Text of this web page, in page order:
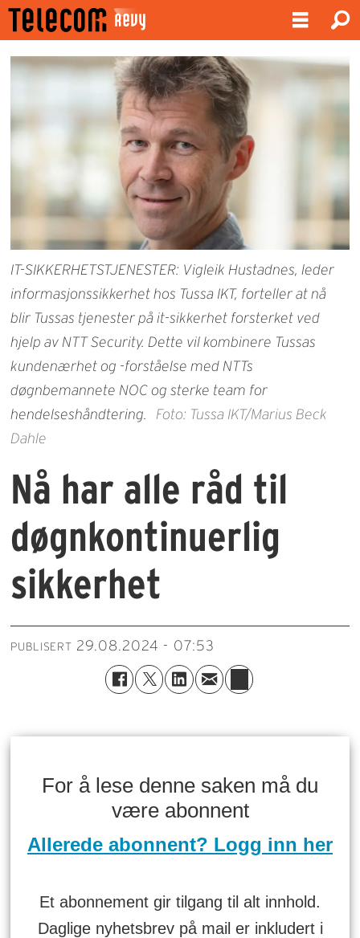
IT-SIKKERHETSTJENESTER: Vigleik Hustadnes, leder
informasjonssikkerhet hos Tussa IKT, forteller at nå
blir Tussas tjenester på it-sikkerhet forsterket ved
hjelp av NTT Security. Dette vil kombinere Tussas
kundenærhet og -forståelse med NTTs
døgnbemannete NOC og sterke team for
hendelseshåndtering.
Foto: Tussa IKT/Marius Beck
Dahle
Nå har alle råd til
døgnkontinuerlig
sikkerhet
PUBLISERT 29.08.2024 - 07:53
For å lese denne saken må du
være abonnent
Allerede abonnent? Logg inn her
Et abonnement gir tilgang til alt innhold.
Daglige nyhetsbrev på mail er inkludert i